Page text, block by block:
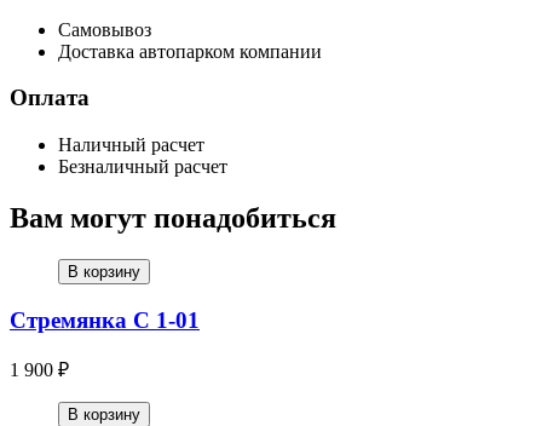
Самовывоз
Доставка автопарком компании
Оплата
Наличный расчет
Безналичный расчет
Вам могут понадобиться
В корзину
Стремянка С 1-01
1 900 ₽
В корзину